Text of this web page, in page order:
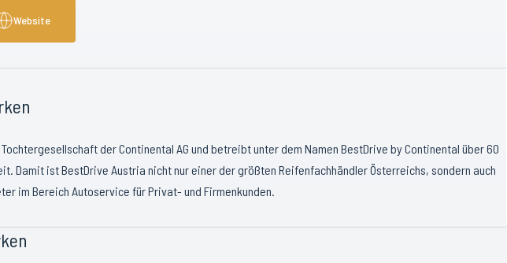
Website
der Continental AG und betreibt unter dem Namen BestDrive by Continental über 60
Damit ist BestDrive Austria nicht nur einer der größten Reifenfachhändler Österreichs, sondern auch
im Bereich Autoservice für Privat- und Firmenkunden.